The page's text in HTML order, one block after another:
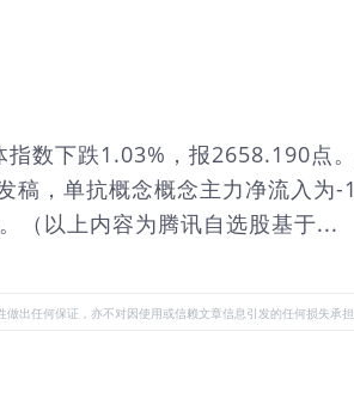
数下跌1.03%，报2658.190点
，单抗概念概念主力净流入
（以上内容为腾讯自选股基于...
出任何保证，亦不对因使用或信赖文章信息引发的任何损失承担